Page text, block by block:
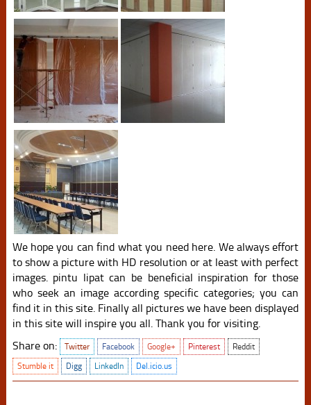
We hope you can find what you need here. We always effort
to show a picture with HD resolution or at least with perfect
images. pintu lipat can be beneficial inspiration for those
who seek an image according specific categories; you can
find it in this site. Finally all pictures we have been displayed
in this site will inspire you all. Thank you for visiting.
Share on:
Twitter Facebook Google+ Pinterest
Reddit
Stumble it
Digg LinkedIn Del.icio.us